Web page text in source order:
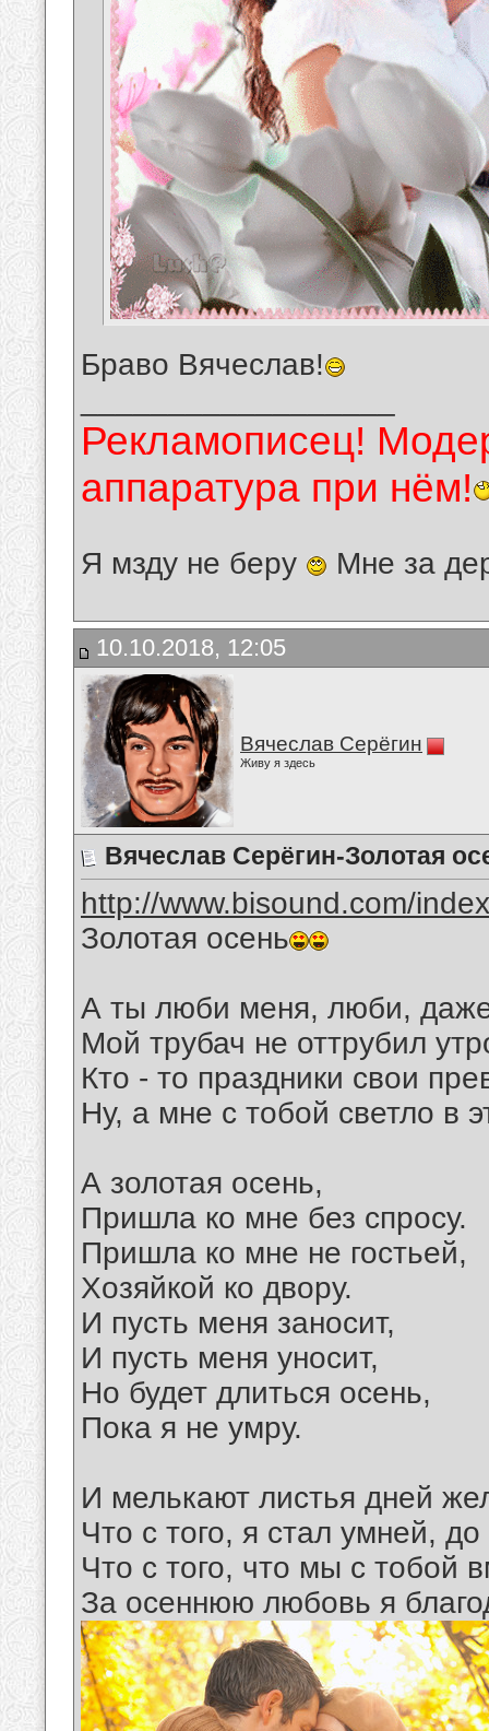
Браво Вячеслав!
Рекламописец!
аппаратура при нём!
Я мзду не беру Мне за
10.10.2018, 12:05
Вячеслав Серёгин
Живу я здесь
Вячеслав Серёгин-Золотая
http://www.bisound.com/
Золотая осень
А ты люби меня, люби,
Мой трубач не оттрубил
Кто - то праздники свои
Ну, а мне с тобой светло в
А золотая осень,
Пришла ко мне без спросу.
Пришла ко мне не гостьей,
Хозяйкой ко двору.
И пусть меня заносит,
И пусть меня уносит,
Но будет длиться осень,
Пока я не умру.
И мелькают листья дней
Что с того, я стал умней,
Что с того, что мы с тобой
За осеннюю любовь я